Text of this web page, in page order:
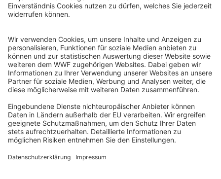
Reinhardtstr. 18
10117 Berlin
Ihre Spende kann steuerlich geltend gemacht werden
Registriert als Stiftung WWF Deutschland, Senatsverwaltung für
Justiz Berlin, Az: 3416/976/2
Umsatzsteuer-Identifikationsnummer: DE 114236103
Freistellungsbescheid: Als gemeinnützige Körperschaft befreit
von der Körperschaftssteuer gem. §5 I 9 KStg. unter der
Steuernummer 27/641/09321